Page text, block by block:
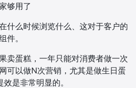
够用了
什么时候浏览什么、这对于客户的
件。
卖蛋糕，一年只能对消费者做一次
可以做N次营销，尤其是做生日蛋
是非常明显的。